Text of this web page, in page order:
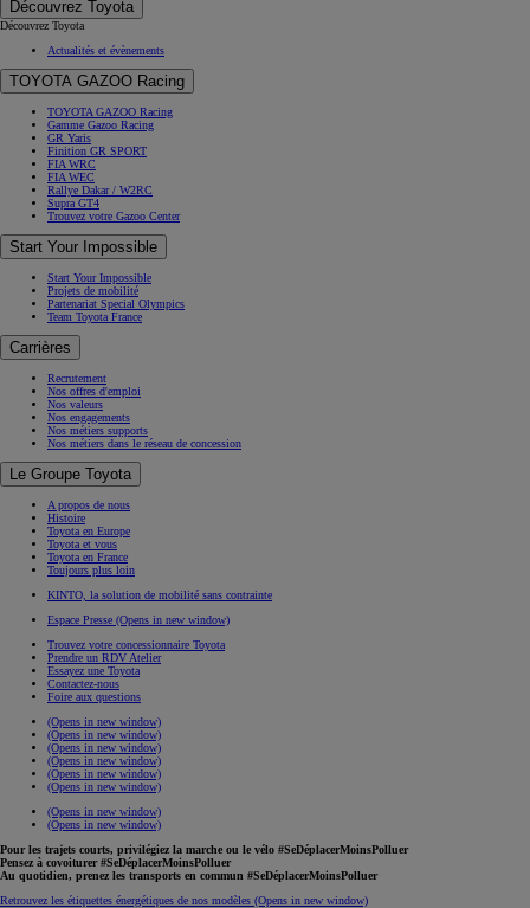
Découvrez Toyota
Découvrez Toyota
Actualités et évènements
TOYOTA GAZOO Racing
TOYOTA GAZOO Racing
Gamme Gazoo Racing
GR Yaris
Finition GR SPORT
FIA WRC
FIA WEC
Rallye Dakar / W2RC
Supra GT4
Trouvez votre Gazoo Center
Start Your Impossible
Start Your Impossible
Projets de mobilité
Partenariat Special Olympics
Team Toyota France
Carrières
Recrutement
Nos offres d'emploi
Nos valeurs
Nos engagements
Nos métiers supports
Nos métiers dans le réseau de concession
Le Groupe Toyota
A propos de nous
Histoire
Toyota en Europe
Toyota et vous
Toyota en France
Toujours plus loin
KINTO, la solution de mobilité sans contrainte
Espace Presse (Opens in new window)
Trouvez votre concessionnaire Toyota
Prendre un RDV Atelier
Essayez une Toyota
Contactez-nous
Foire aux questions
(Opens in new window)
(Opens in new window)
(Opens in new window)
(Opens in new window)
(Opens in new window)
(Opens in new window)
(Opens in new window)
(Opens in new window)
Pour les trajets courts, privilégiez la marche ou le vélo #SeDéplacerMoinsPolluer
Pensez à covoiturer #SeDéplacerMoinsPolluer
Au quotidien, prenez les transports en commun #SeDéplacerMoinsPolluer
Retrouvez les étiquettes énergétiques de nos modèles (Opens in new window)